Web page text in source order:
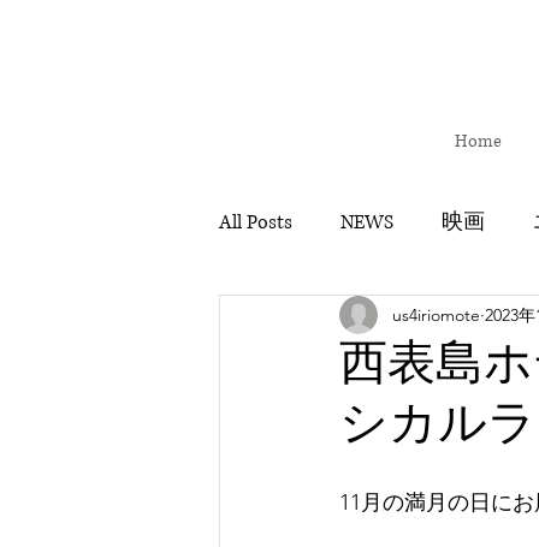
Home
All Posts NEWS 映画
イベント 530アート
全国キャラバン 映画
西表島
シカル
us4iriomote 2023
11月の満月の日に